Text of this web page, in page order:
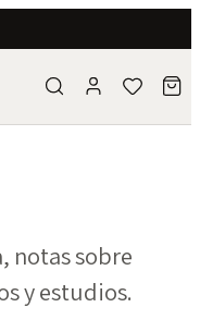
notas sobre
y estudios.